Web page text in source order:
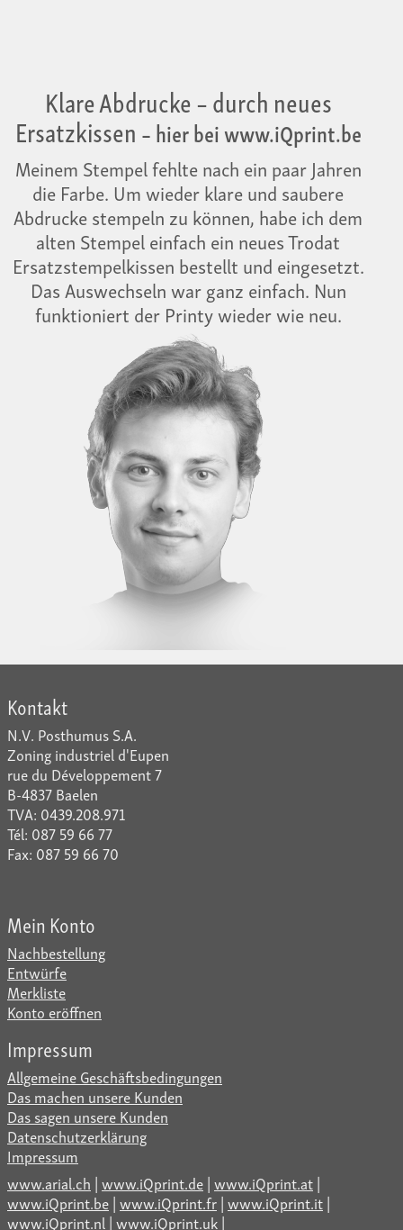
Klare Abdrucke – durch neues
Ersatzkissen– hier bei www.iQprint.be
Meinem Stempel fehlte nach ein paar Jahren
die Farbe. Um wieder klare und saubere
Abdrucke stempeln zu können, habe ich dem
alten Stempel einfach ein neues Trodat
Ersatzstempelkissen bestellt und eingesetzt.
Das Auswechseln war ganz einfach. Nun
funktioniert der Printy wieder wie neu.
Kontakt
N.V. Posthumus S.A.
Zoning industriel d'Eupen
rue du Développement 7
B-4837 Baelen
TVA: 0439.208.971
Tél: 087 59 66 77
Fax: 087 59 66 70
Mein Konto
Nachbestellung
Entwürfe
Merkliste
Konto eröffnen
Impressum
Allgemeine Geschäftsbedingungen
Das machen unsere Kunden
Das sagen unsere Kunden
Datenschutzerklärung
Impressum
www.arial.ch |www.iQprint.de|www.iQprint.at|
www.iQprint.be|www.iQprint.fr|www.iQprint.it|
www.iQprint.nl|www.iQprint.uk|